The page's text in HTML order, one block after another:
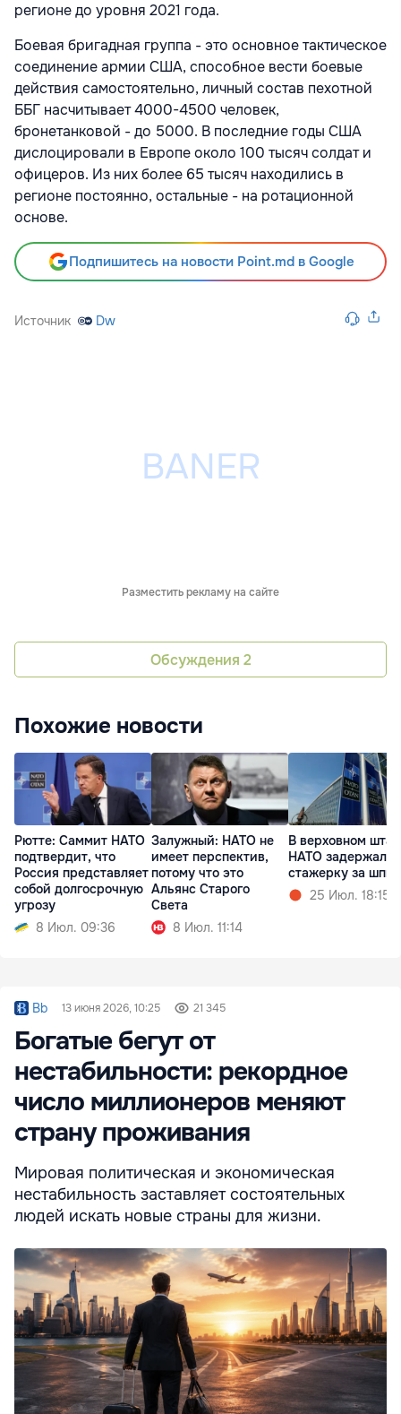
регионе до уровня 2021 года.
Боевая бригадная группа - это основное тактическое
соединение армии США, способное вести боевые
действия самостоятельно, личный состав пехотной
ББГ насчитывает 4000-4500 человек,
бронетанковой - до 5000. В последние годы США
дислоцировали в Европе около 100 тысяч солдат и
офицеров. Из них более 65 тысяч находились в
регионе постоянно, остальные - на ротационной
основе.
Подпишитесь на новости Point.md в Google
Источник Dw
Разместить рекламу на сайте
Обсуждения 2
Похожие новости
Рютте: Саммит НАТО
подтвердит, что
Россия представляет
собой долгосрочную
угрозу
8 Июл. 09:36
Залужный: НАТО не
имеет перспектив,
потому что это
Альянс Старого
Света
8 Июл. 11:14
В верховном
НАТО задержали
стажерку за
25 Июл. 18:15
Bb 13 июня 2026, 10:25 21 345
Богатые бегут от
нестабильности: рекордное
число миллионеров меняют
страну проживания
Мировая политическая и экономическая
нестабильность заставляет состоятельных
людей искать новые страны для жизни.